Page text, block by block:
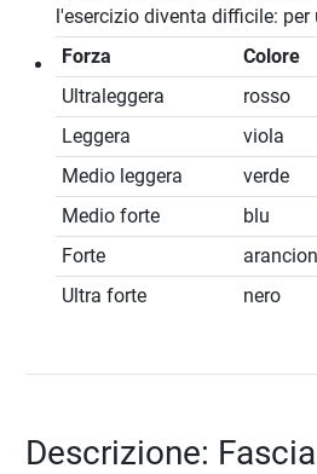
l'esercizio diventa difficile:
Forza
Colore
Ultraleggera
rosso
Leggera
viola
Medio leggera
verde
Medio forte
blu
Forte
Ultra forte
nero
Descrizione: